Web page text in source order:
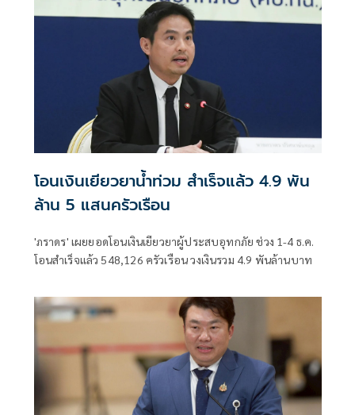
โอนเงินเยียวยาน้ำท่วม สำเร็จแล้ว 4.9 พัน
ล้าน 5 แสนครัวเรือน
'ภราดร' เผยยอดโอนเงินเยียวยาผู้ประสบอุทกภัย ช่วง 1-4 ธ.ค.
โอนสำเร็จแล้ว 548,126 ครัวเรือน วงเงินรวม 4.9 พันล้านบาท